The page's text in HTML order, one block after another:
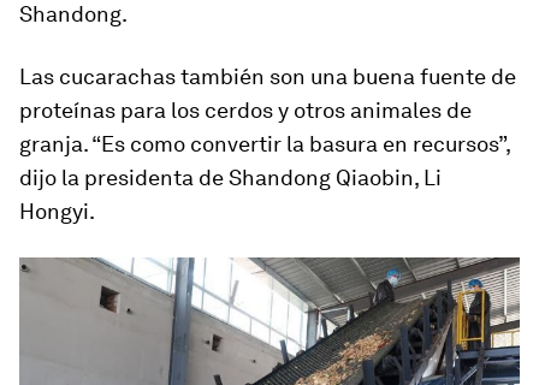
Shandong.
Las cucarachas también son una buena fuente de
proteínas para los cerdos y otros animales de
granja. “Es como convertir la basura en recursos”,
dijo la presidenta de Shandong Qiaobin, Li
Hongyi.